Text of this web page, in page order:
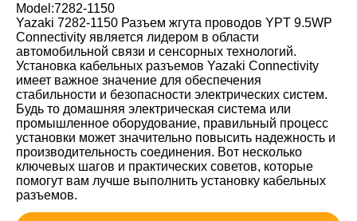
Model:7282-1150
Yazaki 7282-1150 Разъем жгута проводов YPT 9.5WP
Connectivity является лидером в области
автомобильной связи и сенсорных технологий.
Установка кабельных разъемов Yazaki Connectivity
имеет важное значение для обеспечения
стабильности и безопасности электрических систем.
Будь то домашняя электрическая система или
промышленное оборудование, правильный процесс
установки может значительно повысить надежность и
производительность соединения. Вот несколько
ключевых шагов и практических советов, которые
помогут вам лучше выполнить установку кабельных
разъемов.